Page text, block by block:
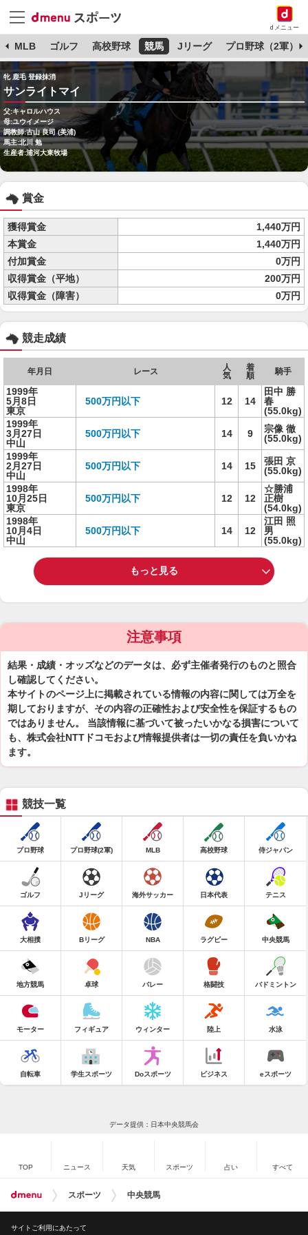
dメニュー
MLB ゴルフ 高校野球 競馬 Jリーグ プロ野球（2軍）
牝 鹿毛 登録抹消
サンライトマイ
父:キャロルハウス
母:ユウイメージ
調教師:古山 良司 (美浦)
馬主:北川 勉
生産者:浦河大東牧場
賞金
獲得賞金
1,440万円
本賞金
1,440万円
付加賞金
0万円
収得賞金（平地）
200万円
収得賞金（障害）
0万円
競走成績
年月日 レース
人
気
着
順
騎手
1999年
5月8日
東京
500万円以下 12 14
田中 勝
春
(55.0kg)
1999年
3月27日
中山
500万円以下 14 9
宗像 徹
(55.0kg)
1999年
2月27日
中山
500万円以下 14 15
張田 京
(55.0kg)
1998年
10月25日
東京
500万円以下 12 12
☆勝浦
正樹
(54.0kg)
1998年
10月4日
中山
500万円以下 14 12
江田 照
男
(55.0kg)
もっと見る
注意事項
結果・成績・オッズなどのデータは、必ず主催者発行のものと照合
し確認してください。
本サイトのページ上に掲載されている情報の内容に関しては万全を
期しておりますが、その内容の正確性および安全性を保証するもの
ではありません。 当該情報に基づいて被ったいかなる損害について
も、株式会社NTTドコモおよび情報提供者は一切の責任を負いかね
ます。
競技一覧
プロ野球 プロ野球(2軍) MLB 高校野球 侍ジャパン
ゴルフ Jリーグ 海外サッカー 日本代表 テニス
大相撲 Bリーグ NBA ラグビー 中央競馬
地方競馬 卓球 バレー 格闘技 バドミントン
モーター フィギュア ウィンター 陸上 水泳
自転車 学生スポーツ Doスポーツ ビジネス eスポーツ
データ提供：日本中央競馬会
TOP ニュース 天気 スポーツ 占い すべて
スポーツ 中央競馬
サイトご利用にあたって